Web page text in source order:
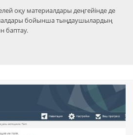
оқу материалдары деңгейінде де
бойынша тыңдаушылардың
баптау.